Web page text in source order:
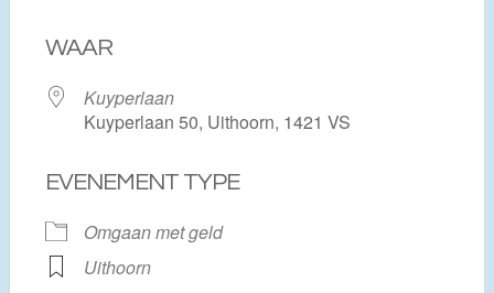
WAAR
Kuyperlaan
Kuyperlaan 50, Uithoorn, 1421 VS
EVENEMENT TYPE
Omgaan met geld
Uithoorn